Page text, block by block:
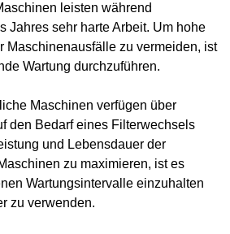
leisten während
Jahres sehr harte Arbeit. Um hohe
Maschinenausfälle zu vermeiden, ist
Wartung durchzuführen.
Maschinen verfügen über
den Bedarf eines Filterwechsels
und Lebensdauer der
zu maximieren, ist es
Wartungsintervalle einzuhalten
zu verwenden.